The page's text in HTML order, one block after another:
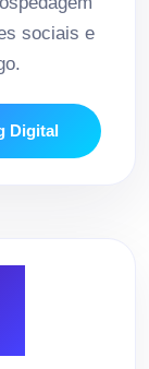
sociais e
Digital